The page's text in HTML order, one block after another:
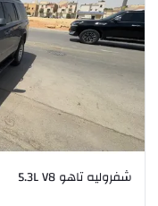
شفروليه تاهو 5.3L V8